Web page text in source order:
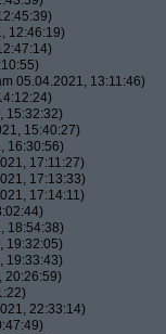
12:46:19)
05.04.2021, 13:11:46)
15:32:32)
15:40:27)
16:30:56)
17:11:27)
17:13:33)
17:14:11)
18:54:38)
19:32:05)
19:33:43)
20:26:59)
22:33:14)